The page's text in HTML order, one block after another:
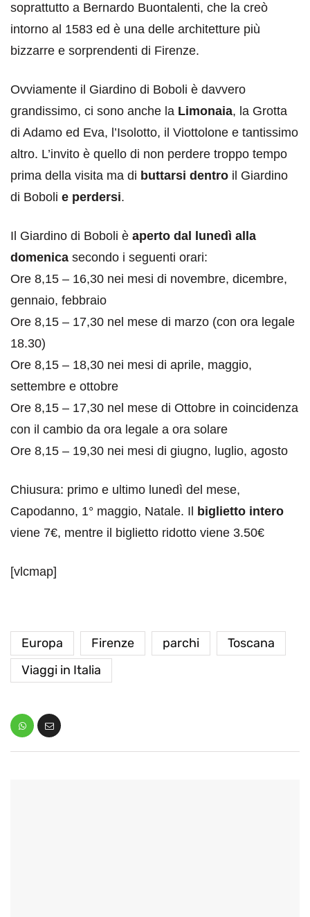
soprattutto a Bernardo Buontalenti, che la creò
intorno al 1583 ed è una delle architetture più
bizzarre e sorprendenti di Firenze.
Ovviamente il Giardino di Boboli è davvero
grandissimo, ci sono anche la Limonaia, la Grotta
di Adamo ed Eva, l’Isolotto, il Viottolone e tantissimo
altro. L’invito è quello di non perdere troppo tempo
prima della visita ma di buttarsi dentro il Giardino
di Boboli e perdersi.
Il Giardino di Boboli è aperto dal lunedì alla
domenica secondo i seguenti orari:
Ore 8,15 – 16,30 nei mesi di novembre, dicembre,
gennaio, febbraio
Ore 8,15 – 17,30 nel mese di marzo (con ora legale
18.30)
Ore 8,15 – 18,30 nei mesi di aprile, maggio,
settembre e ottobre
Ore 8,15 – 17,30 nel mese di Ottobre in coincidenza
con il cambio da ora legale a ora solare
Ore 8,15 – 19,30 nei mesi di giugno, luglio, agosto
Chiusura: primo e ultimo lunedì del mese,
Capodanno, 1° maggio, Natale. Il
biglietto intero
viene 7€, mentre il biglietto ridotto viene 3.50€
[vlcmap]
Europa Firenze parchi
Toscana
Viaggi in Italia